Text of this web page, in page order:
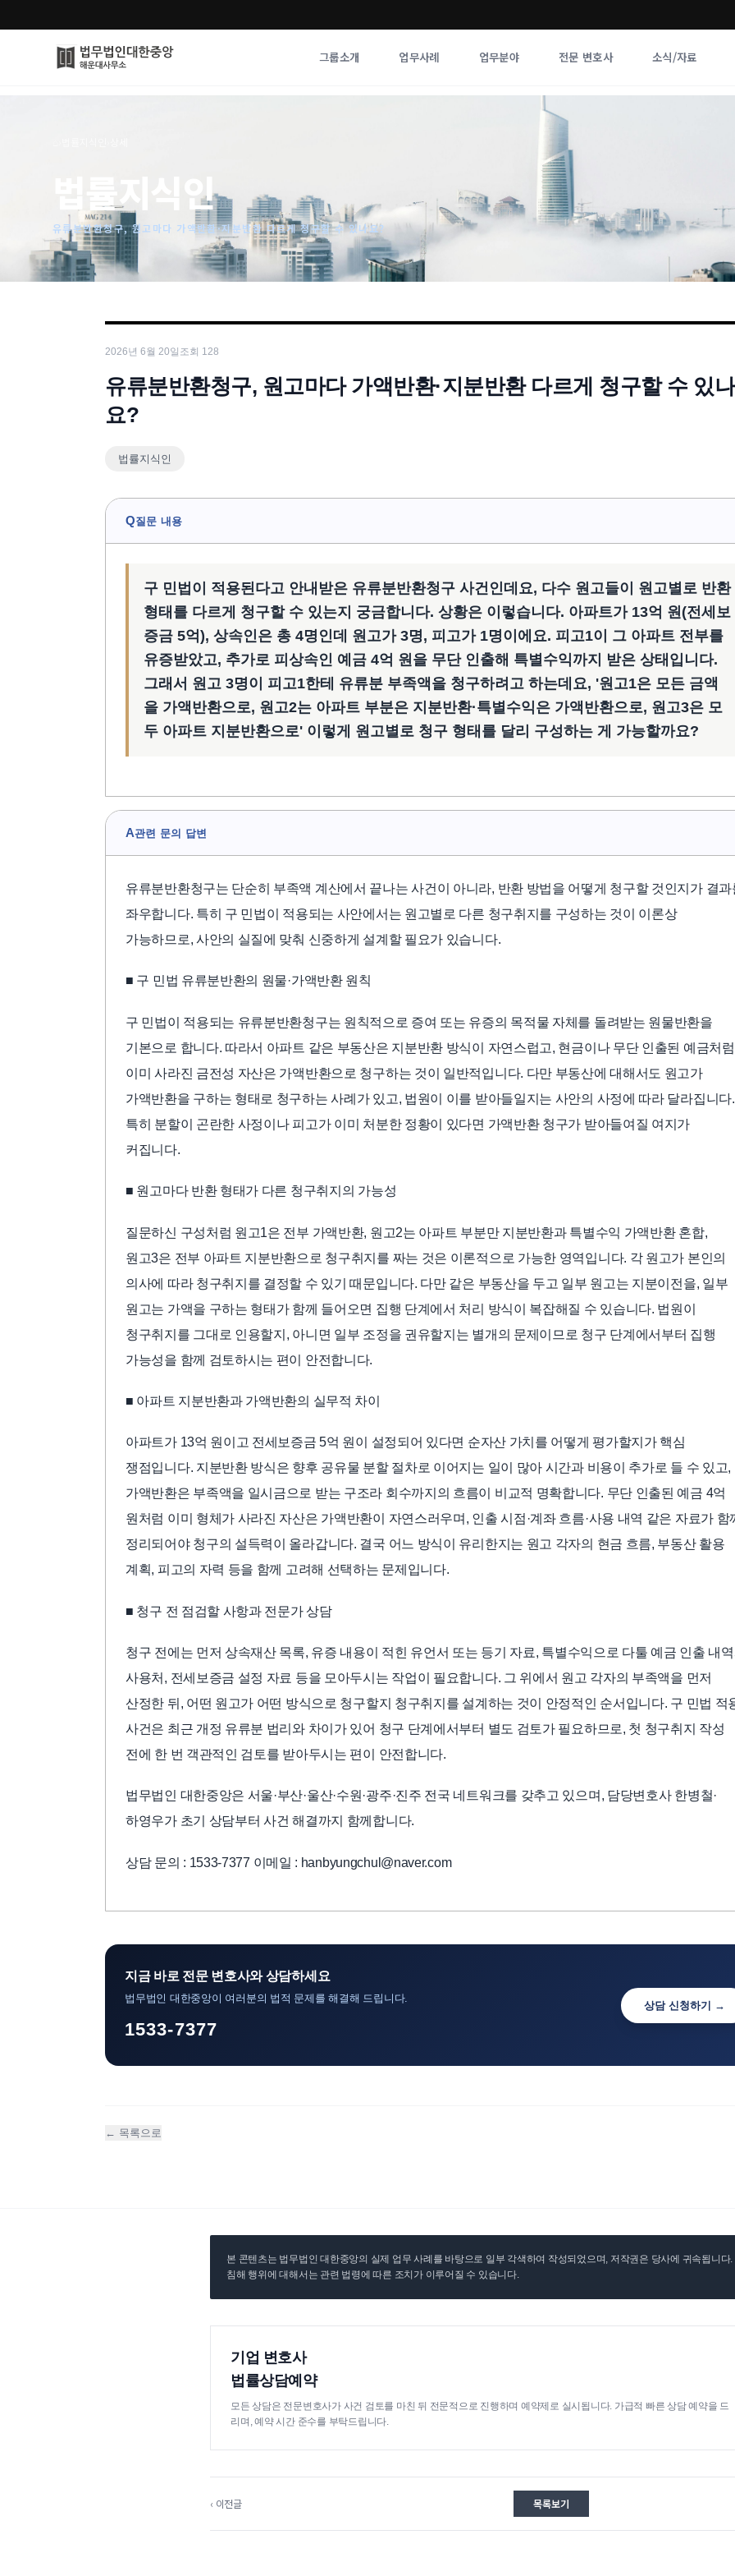
그룹소개 업무사례 업무분야 전문 변호사 소식/자료
사례분석/최신동향
법률정보
법률지식인
고객후기
법률지식인
유류분반환청구, 원고마다 가액반환·지분반환 다르게 청구할 수 있나요?
2026년 6월 20일 조회 128
유류분반환청구, 원고마다 가액반환·지분반환 다르게 청구할 수 있나
요?
법률지식인
Q질문 내용
구 민법이 적용된다고 안내받은 유류분반환청구 사건인데요, 다수 원고들이 원고별로 반환
형태를 다르게 청구할 수 있는지 궁금합니다. 상황은 이렇습니다. 아파트가 13억 원(전세보
증금 5억), 상속인은 총 4명인데 원고가 3명, 피고가 1명이에요. 피고1이 그 아파트 전부를
유증받았고, 추가로 피상속인 예금 4억 원을 무단 인출해 특별수익까지 받은 상태입니다.
그래서 원고 3명이 피고1한테 유류분 부족액을 청구하려고 하는데요, '원고1은 모든 금액
을 가액반환으로, 원고2는 아파트 부분은 지분반환·특별수익은 가액반환으로, 원고3은 모
두 아파트 지분반환으로' 이렇게 원고별로 청구 형태를 달리 구성하는 게 가능할까요?
A관련 문의 답변
유류분반환청구는 단순히 부족액 계산에서 끝나는 사건이 아니라, 반환 방법을 어떻게 청구할 것인지가 결과
좌우합니다. 특히 구 민법이 적용되는 사안에서는 원고별로 다른 청구취지를 구성하는 것이 이론상
가능하므로, 사안의 실질에 맞춰 신중하게 설계할 필요가 있습니다.
■ 구 민법 유류분반환의 원물·가액반환 원칙
구 민법이 적용되는 유류분반환청구는 원칙적으로 증여 또는 유증의 목적물 자체를 돌려받는 원물반환을
기본으로 합니다. 따라서 아파트 같은 부동산은 지분반환 방식이 자연스럽고, 현금이나 무단 인출된 예금처럼
이미 사라진 금전성 자산은 가액반환으로 청구하는 것이 일반적입니다. 다만 부동산에 대해서도 원고가
가액반환을 구하는 형태로 청구하는 사례가 있고, 법원이 이를 받아들일지는 사안의 사정에 따라 달라집니다.
특히 분할이 곤란한 사정이나 피고가 이미 처분한 정황이 있다면 가액반환 청구가 받아들여질 여지가
커집니다.
■ 원고마다 반환 형태가 다른 청구취지의 가능성
질문하신 구성처럼 원고1은 전부 가액반환, 원고2는 아파트 부분만 지분반환과 특별수익 가액반환 혼합,
원고3은 전부 아파트 지분반환으로 청구취지를 짜는 것은 이론적으로 가능한 영역입니다. 각 원고가 본인의
의사에 따라 청구취지를 결정할 수 있기 때문입니다. 다만 같은 부동산을 두고 일부 원고는 지분이전을, 일부
원고는 가액을 구하는 형태가 함께 들어오면 집행 단계에서 처리 방식이 복잡해질 수 있습니다. 법원이
청구취지를 그대로 인용할지, 아니면 일부 조정을 권유할지는 별개의 문제이므로 청구 단계에서부터 집행
가능성을 함께 검토하시는 편이 안전합니다.
■ 아파트 지분반환과 가액반환의 실무적 차이
아파트가 13억 원이고 전세보증금 5억 원이 설정되어 있다면 순자산 가치를 어떻게 평가할지가 핵심
쟁점입니다. 지분반환 방식은 향후 공유물 분할 절차로 이어지는 일이 많아 시간과 비용이 추가로 들 수 있고,
가액반환은 부족액을 일시금으로 받는 구조라 회수까지의 흐름이 비교적 명확합니다. 무단 인출된 예금 4억
원처럼 이미 형체가 사라진 자산은 가액반환이 자연스러우며, 인출 시점·계좌 흐름·사용 내역 같은 자료가 함
정리되어야 청구의 설득력이 올라갑니다. 결국 어느 방식이 유리한지는 원고 각자의 현금 흐름, 부동산 활용
계획, 피고의 자력 등을 함께 고려해 선택하는 문제입니다.
■ 청구 전 점검할 사항과 전문가 상담
청구 전에는 먼저 상속재산 목록, 유증 내용이 적힌 유언서 또는 등기 자료, 특별수익으로 다툴 예금 인출 내
사용처, 전세보증금 설정 자료 등을 모아두시는 작업이 필요합니다. 그 위에서 원고 각자의 부족액을 먼저
산정한 뒤, 어떤 원고가 어떤 방식으로 청구할지 청구취지를 설계하는 것이 안정적인 순서입니다. 구 민법 적
사건은 최근 개정 유류분 법리와 차이가 있어 청구 단계에서부터 별도 검토가 필요하므로, 첫 청구취지 작성
전에 한 번 객관적인 검토를 받아두시는 편이 안전합니다.
법무법인 대한중앙은 서울·부산·울산·수원·광주·진주 전국 네트워크를 갖추고 있으며, 담당변호사 한병철·
하영우가 초기 상담부터 사건 해결까지 함께합니다.
상담 문의 : 1533-7377 이메일 : hanbyungchul@naver.com
지금 바로 전문 변호사와 상담하세요
법무법인 대한중앙이 여러분의 법적 문제를 해결해 드립니다.
1533-7377
상담 신청하기 →
← 목록으로
본 콘텐츠는 법무법인 대한중앙의 실제 업무 사례를 바탕으로 일부 각색하여 작성되었으며, 저작권은 당사에 귀속됩니다
침해 행위에 대해서는 관련 법령에 따른 조치가 이루어질 수 있습니다.
기업 변호사
법률상담예약
모든 상담은 전문변호사가 사건 검토를 마친 뒤 전문적으로 진행하며 예약제로 실시됩니다. 가급적 빠른 상담 예약을 드
리며, 예약 시간 준수를 부탁드립니다.
‹ 이전글 목록보기